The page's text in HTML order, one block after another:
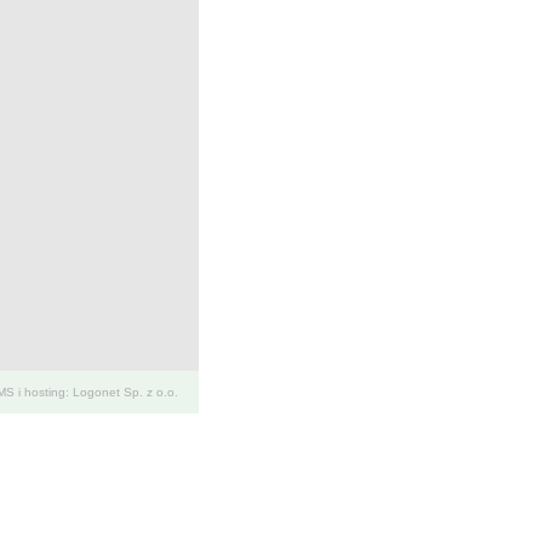
i hosting: Logonet Sp. z o.o.